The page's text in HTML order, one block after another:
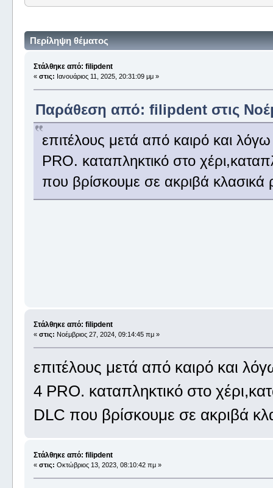
Περίληψη θέματος
Στάλθηκε από: filipdent
« στις: Ιανουάριος 11, 2025, 20:31:09 μμ »
Παράθεση από: filipdent στις
επιτέλους μετά από καιρό και
PRO. καταπληκτικό στο
που βρίσκουμε σε ακριβά κλασικά
Στάλθηκε από: filipdent
« στις: Νοέμβριος 27, 2024, 09:14:45 πμ »
επιτέλους μετά από καιρό και
4 PRO. καταπληκτικό στο
DLC που βρίσκουμε σε ακριβά
Στάλθηκε από: filipdent
« στις: Οκτώβριος 13, 2023, 08:10:42 πμ »